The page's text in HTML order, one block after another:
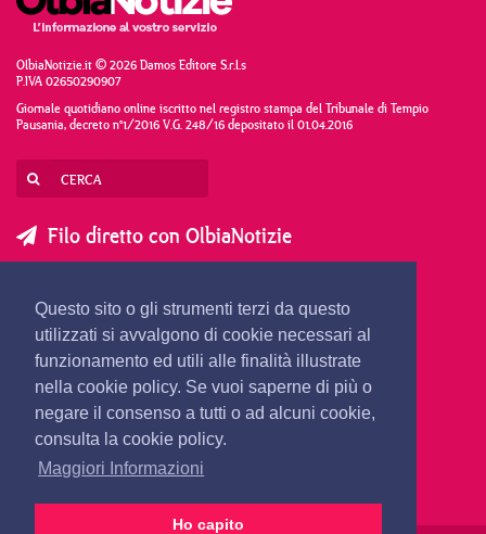
Questo sito o gli strumenti terzi da questo
utilizzati si avvalgono di cookie necessari al
funzionamento ed utili alle finalità illustrate
nella cookie policy. Se vuoi saperne di più o
negare il consenso a tutti o ad alcuni cookie,
consulta la cookie policy.
Maggiori Informazioni
Ho capito
OlbiaNotizie.it © 2026 Damos Editore S.r.l.s
P.IVA 02650290907
Giornale quotidiano online iscritto nel registro stampa del Tribunale di Tempio
Pausania, decreto n°1/2016 V.G. 248/16 depositato il 01.04.2016
Filo diretto con OlbiaNotizie
SEGNALA UNA NOTIZIA
SEGNALA UN EVENTO
redazione@olbianotizie.it